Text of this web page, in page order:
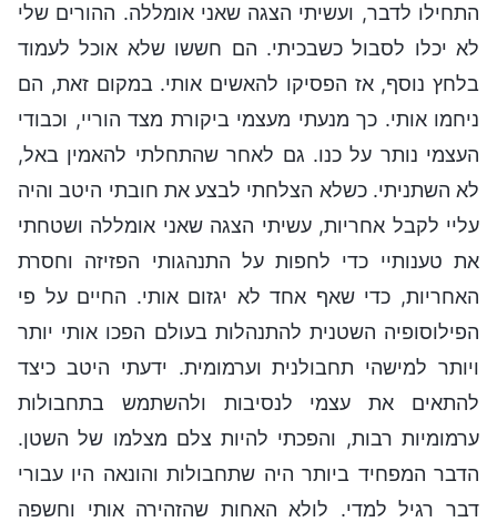
התחילו לדבר, ועשיתי הצגה שאני אומללה. ההורים שלי
לא יכלו לסבול כשבכיתי. הם חששו שלא אוכל לעמוד
בלחץ נוסף, אז הפסיקו להאשים אותי. במקום זאת, הם
ניחמו אותי. כך מנעתי מעצמי ביקורת מצד הוריי, וכבודי
העצמי נותר על כנו. גם לאחר שהתחלתי להאמין באל,
לא השתניתי. כשלא הצלחתי לבצע את חובתי היטב והיה
עליי לקבל אחריות, עשיתי הצגה שאני אומללה ושטחתי
את טענותיי כדי לחפות על התנהגותי הפזיזה וחסרת
האחריות, כדי שאף אחד לא יגזום אותי. החיים על פי
הפילוסופיה השטנית להתנהלות בעולם הפכו אותי יותר
ויותר למישהי תחבולנית וערמומית. ידעתי היטב כיצד
להתאים את עצמי לנסיבות ולהשתמש בתחבולות
ערמומיות רבות, והפכתי להיות צלם מצלמו של השטן.
הדבר המפחיד ביותר היה שתחבולות והונאה היו עבורי
דבר רגיל למדי. לולא האחות שהזהירה אותי וחשפה